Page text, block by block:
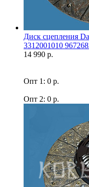
Диск сцепления
3312001010
14 990 р.
Опт 1: 0 р.
Опт 2: 0 р.